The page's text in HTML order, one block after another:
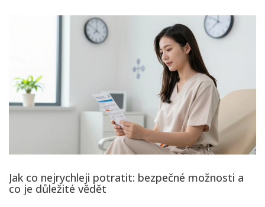
Jak co nejrychleji potratit: bezpečné možnosti a
co je důležité vědět